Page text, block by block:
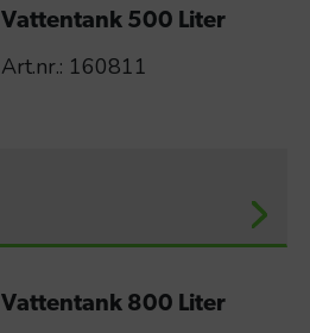
Vattentank 500 Liter
Art.nr.: 160811
Vattentank 800 Liter